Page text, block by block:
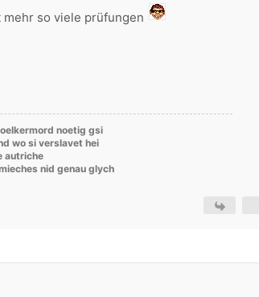
so viele prüfungen
noetig gsi
wo si verslavet hei
autriche
nid genau glych